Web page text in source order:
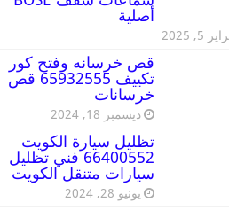
أصلية
5, 2025
قص خرسانه وفتح كور
تكييف 65932555 قص
خرسانات
ديسمبر 18, 2024
تظليل سيارة الكويت
66400552 فني تظليل
سيارات متنقل الكويت
يونيو 28, 2024